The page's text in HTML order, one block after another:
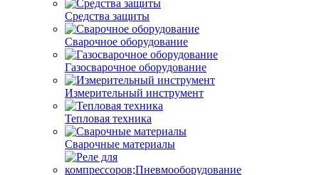
Средства защиты
Сварочное оборудование
Газосварочное оборудование
Измерительный инструмент
Тепловая техника
Сварочные материалы